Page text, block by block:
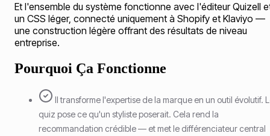
Et l'ensemble du système fonctionne avec l'éditeur Quizell
un CSS léger, connecté uniquement à Shopify et Klaviyo —
une construction légère offrant des résultats de niveau
entreprise.
Pourquoi Ça Fonctionne
Il transforme l'expertise de la marque en un outil évolutif.
quiz pose ce qu'un styliste poserait. Cela rend la
recommandation crédible — et met le différenciateur central